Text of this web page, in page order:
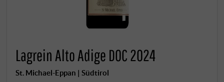
Lagrein Alto Adige DOC 2024
St. Michael-Eppan | Südtirol